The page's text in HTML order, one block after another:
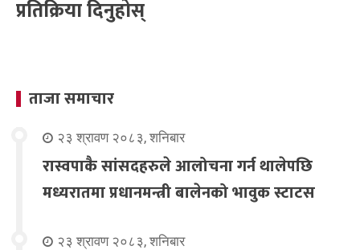
प्रतिक्रिया दिनुहोस्
ताजा समाचार
२३ श्रावण २०८३, शनिबार
रास्वपाकै सांसदहरुले आलोचना गर्न थालेपछि
मध्यरातमा प्रधानमन्त्री बालेनको भावुक स्टाटस
२३ श्रावण २०८३, शनिबार